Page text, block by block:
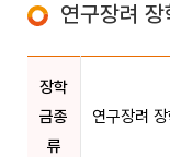
연구장려 장
장학
금종
류
연구장려